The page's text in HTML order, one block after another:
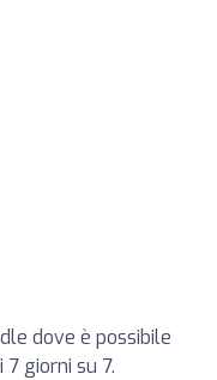
dove è possibile
giorni su 7.